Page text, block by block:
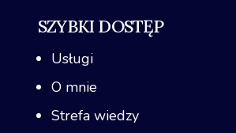
SZYBKI DOSTĘP
Usługi
O mnie
Strefa wiedzy